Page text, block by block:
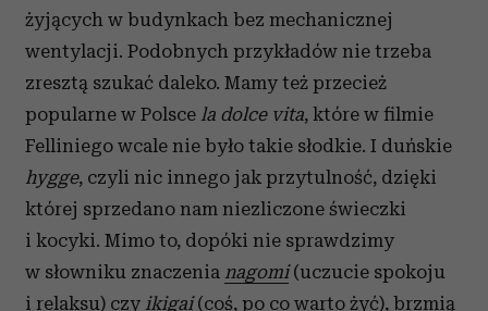
żyjących w budynkach bez mechanicznej
wentylacji. Podobnych przykładów nie trzeba
zresztą szukać daleko. Mamy też przecież
popularne w Polsce la dolce vita, które w filmie
Felliniego wcale nie było takie słodkie. I duńskie
hygge, czyli nic innego jak przytulność, dzięki
której sprzedano nam niezliczone świeczki
i kocyki. Mimo to, dopóki nie sprawdzimy
w słowniku znaczenia nagomi(uczucie spokoju
i relaksu) czy ikigai(coś, po co warto żyć), brzmią